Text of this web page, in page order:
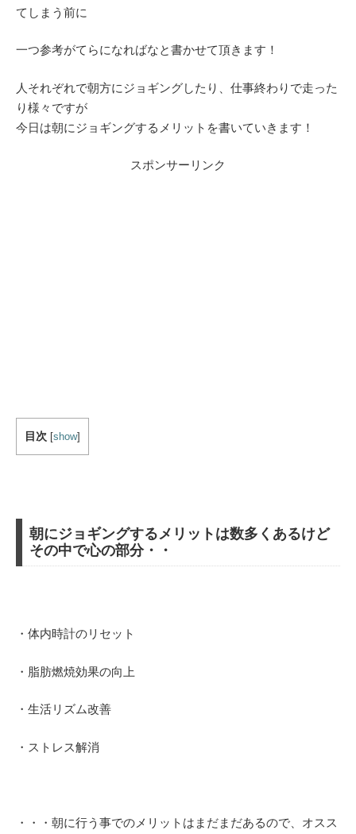
てしまう前に
一つ参考がてらになればなと書かせて頂きます！
人それぞれで朝方にジョギングしたり、仕事終わりで走った
り様々ですが
今日は朝にジョギングするメリットを書いていきます！
スポンサーリンク
目次 [show]
朝にジョギングするメリットは数多くあるけど
その中で心の部分・・
・体内時計のリセット
・脂肪燃焼効果の向上
・生活リズム改善
・ストレス解消
・・・朝に行う事でのメリットはまだまだあるので、オスス